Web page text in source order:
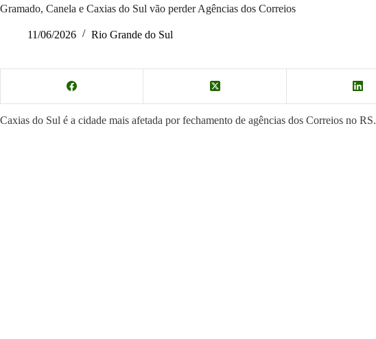
Gramado, Canela e Caxias do Sul vão perder Agências dos Correios
11/06/2026 Rio Grande do Sul
Caxias do Sul é a cidade mais afetada por fechamento de agências dos Correios no RS.